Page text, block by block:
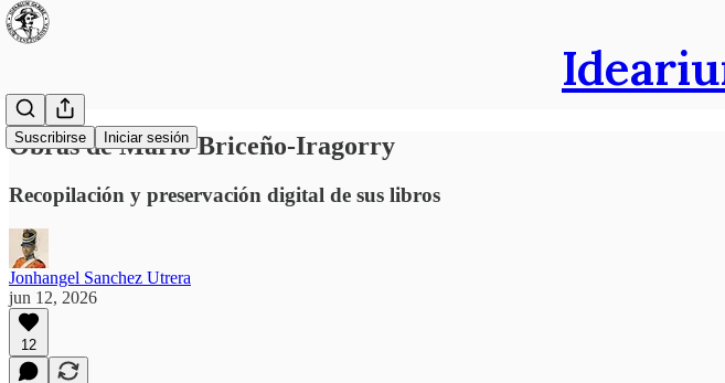
Suscribirse Iniciar sesión
Obras de Mario Briceño-Iragorry
Recopilación y preservación digital de sus libros
Jonhangel Sanchez Utrera
jun 12, 2026
12